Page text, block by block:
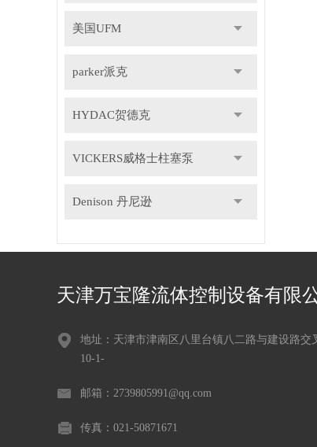
美国UFM
parker派克
HYDAC贺德克
VICKERS威格士柱塞泵
Denison 丹尼逊
天津万宝隆流体控制设备有限
地址：天津市津南区八里台镇八二路与建设路交
10-1-
邮箱：2739805991@qq.com
传真：021-50871671